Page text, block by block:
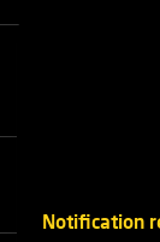
Excellent petit
pratique pour le
Notification